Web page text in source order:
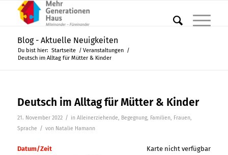
Blog - Aktuelle Neuigkeiten
Du bist hier: Startseite / Veranstaltungen /
Deutsch im Alltag für Mütter & Kinder
Deutsch im Alltag für Mütter & Kinder
21. November 2022 / in Alleinerziehende, Begegnung, Familien, Frauen,
Sprache / von Natalie Hamann
Karte nicht verfügbar
Datum/Zeit